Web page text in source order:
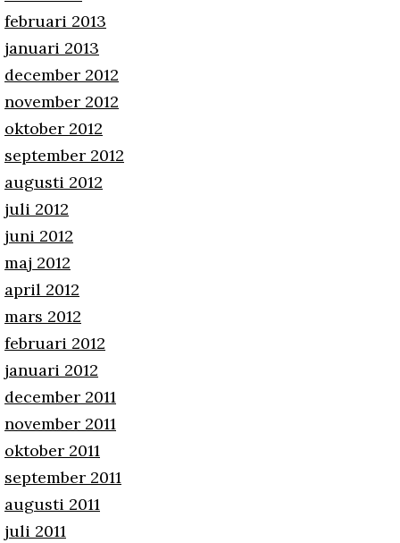
februari 2013
januari 2013
december 2012
november 2012
oktober 2012
september 2012
augusti 2012
juli 2012
juni 2012
maj 2012
april 2012
mars 2012
februari 2012
januari 2012
december 2011
november 2011
oktober 2011
september 2011
augusti 2011
juli 2011